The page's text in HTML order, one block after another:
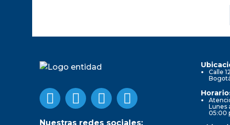
Nuestras redes sociales:
Calle
Lunes
05:00